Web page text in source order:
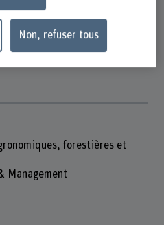
forestières et
Management
Non, refuser tous